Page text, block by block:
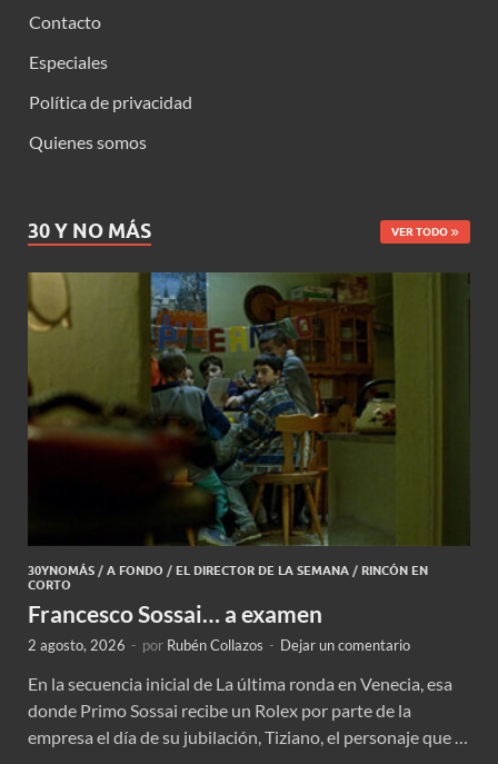
Contacto
Especiales
Política de privacidad
Quienes somos
30 Y NO MÁS VER TODO
30YNOMÁS / A FONDO / EL DIRECTOR DE LA SEMANA / RINCÓN EN
CORTO
Francesco Sossai… a examen
2 agosto, 2026 - por Rubén Collazos - Dejar un comentario
En la secuencia inicial de La última ronda en Venecia, esa
donde Primo Sossai recibe un Rolex por parte de la
empresa el día de su jubilación, Tiziano, el personaje que …